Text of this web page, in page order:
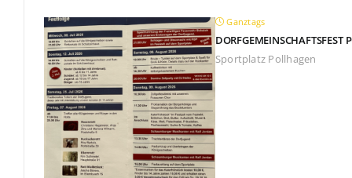
Ganztags
DORFGEMEINSCHAFTSFEST
Sportplatz Pollhagen